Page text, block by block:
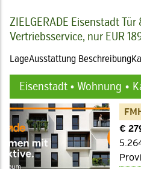
ZIELGERADE Eisenstadt
Vertriebsservice, nur EUR
LageAusstattung
Eisenstadt • Wohnung
€